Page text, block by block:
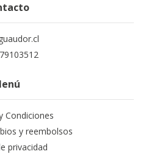
Condiciones
y reembolsos
privacidad